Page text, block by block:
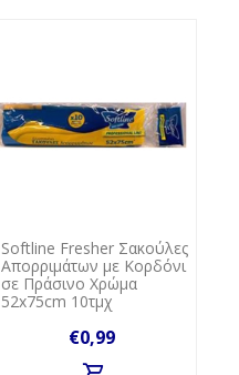
Softline Fresher Σακούλες
Απορριμάτων με Κορδόνι
σε Πράσινο Χρώμα
52x75cm 10τμχ
€0,99